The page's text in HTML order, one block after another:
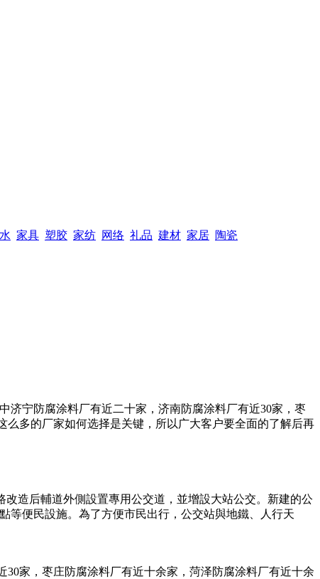
家具 塑胶 家纺 网络 礼品 建材 家居 陶瓷
济宁防腐涂料厂有近二十家，济南防腐涂料厂有近30家，枣
多的厂家如何选择是关键，所以广大客户要全面的了解后再
造后輔道外側設置專用公交道，並增設大站公交。新建的公
等便民設施。為了方便市民出行，公交站與地鐵、人行天
家，枣庄防腐涂料厂有近十余家，菏泽防腐涂料厂有近十余